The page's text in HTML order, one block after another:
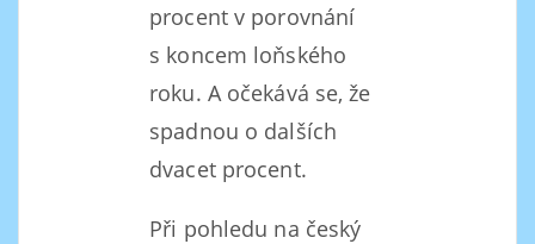
procent v porovnání
s koncem loňského
roku. A očekává se, že
spadnou o dalších
dvacet procent.
Při pohledu na český